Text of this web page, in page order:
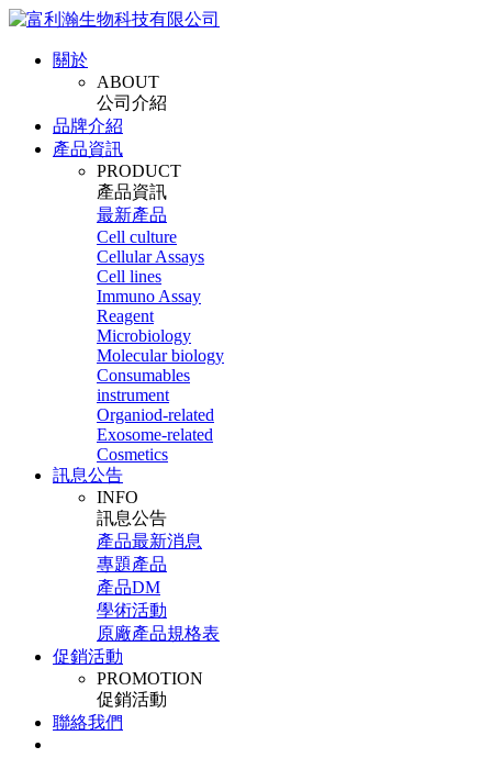
關於
ABOUT
公司介紹
品牌介紹
產品資訊
PRODUCT
產品資訊
最新產品
Cell culture
Cellular Assays
Cell lines
Immuno Assay
Reagent
Microbiology
Molecular biology
Consumables
instrument
Organiod-related
Exosome-related
Cosmetics
訊息公告
INFO
訊息公告
產品最新消息
專題產品
產品DM
學術活動
原廠產品規格表
促銷活動
PROMOTION
促銷活動
聯絡我們